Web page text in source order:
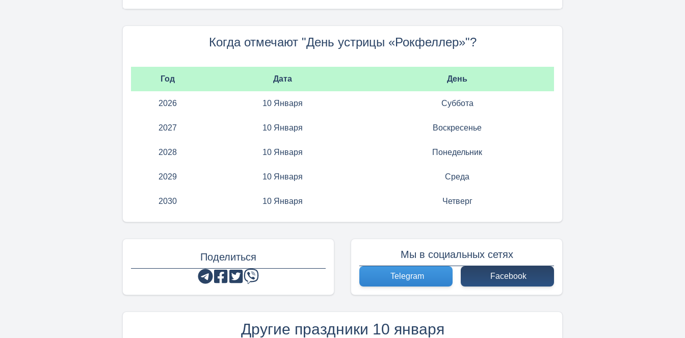
Когда отмечают "День устрицы «Рокфеллер»"?
Год Дата День
2026 10 Января Суббота
2027 10 Января Воскресенье
2028 10 Января Понедельник
2029 10 Января Среда
2030 10 Января Четверг
Поделиться Мы в социальных сетях
Telegram Facebook
Другие праздники 10 января